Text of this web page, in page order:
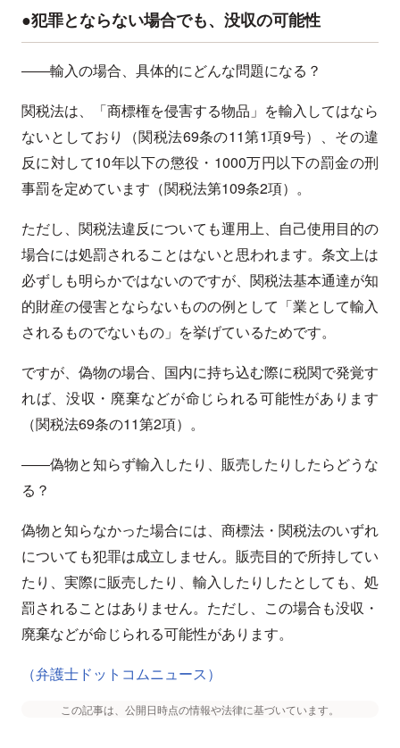
●犯罪とならない場合でも、没収の可能性
――輸入の場合、具体的にどんな問題になる？
関税法は、「商標権を侵害する物品」を輸入してはなら
ないとしており（関税法69条の11第1項9号）、その違
反に対して10年以下の懲役・1000万円以下の罰金の刑
事罰を定めています（関税法第109条2項）。
ただし、関税法違反についても運用上、自己使用目的の
場合には処罰されることはないと思われます。条文上は
必ずしも明らかではないのですが、関税法基本通達が知
的財産の侵害とならないものの例として「業として輸入
されるものでないもの」を挙げているためです。
ですが、偽物の場合、国内に持ち込む際に税関で発覚す
れば、没収・廃棄などが命じられる可能性があります
（関税法69条の11第2項）。
――偽物と知らず輸入したり、販売したりしたらどうな
る？
偽物と知らなかった場合には、商標法・関税法のいずれ
についても犯罪は成立しません。販売目的で所持してい
たり、実際に販売したり、輸入したりしたとしても、処
罰されることはありません。ただし、この場合も没収・
廃棄などが命じられる可能性があります。
（弁護士ドットコムニュース）
この記事は、公開日時点の情報や法律に基づいています。